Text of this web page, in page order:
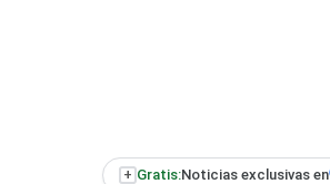
+ Gratis:Noticias exclusivas en